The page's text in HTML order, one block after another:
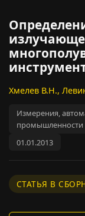
Хмелев В.Н.,
Измерения,
промышленности
01.01.2013
СТАТЬЯ В